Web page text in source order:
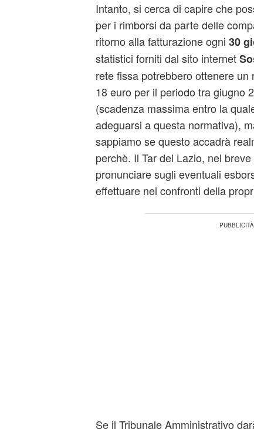
Intanto, si cerca di capire che
per i rimborsi da parte delle
ritorno alla fatturazione ogni 30
statistici forniti dal sito internet
rete fissa potrebbero ottenere
18 euro per il periodo tra giugno
(scadenza massima entro la
adeguarsi a questa normativa),
sappiamo se questo accadrà
perchè. Il Tar del Lazio, nel
pronunciare sugli eventuali
effettuare nei confronti della
Se il Tribunale Amministrativo